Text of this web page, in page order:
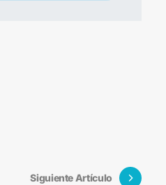
Siguiente Artículo